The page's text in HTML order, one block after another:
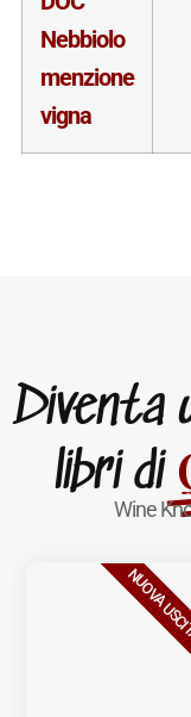
Nebbiolo
menzione
vigna
Diventa
libri di
Wine
NUOVA